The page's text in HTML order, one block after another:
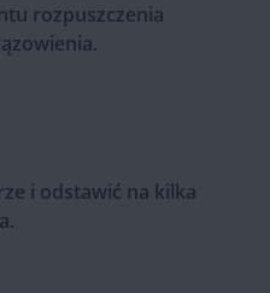
rozpuszczenia
i odstawić na kilka